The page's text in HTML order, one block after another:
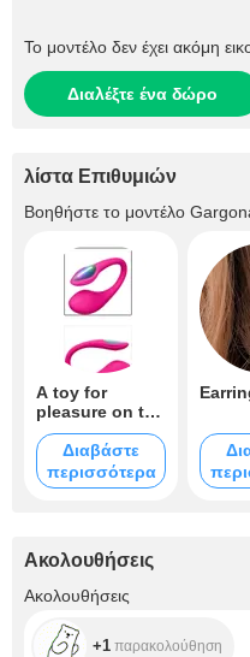
Το μοντέλο δεν έχει ακόμη
Διαλέξτε ένα δώρο
λίστα Επιθυμιών
Βοηθήστε το μοντέλο
A toy for
pleasure on the
air
Διαβάστε
περισσότερα
Διαβάστε
Ακολουθήσεις
Ακολουθήσεις
+1
+1 παρακολούθηση